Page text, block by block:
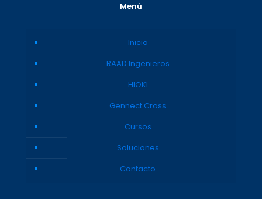
Menú
Inicio
RAAD Ingenieros
HIOKI
Gennect Cross
Cursos
Soluciones
Contacto